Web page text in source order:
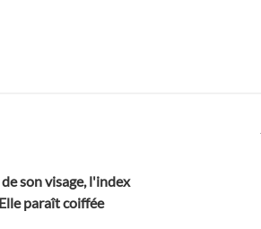
son visage, l'index
paraît coiffée